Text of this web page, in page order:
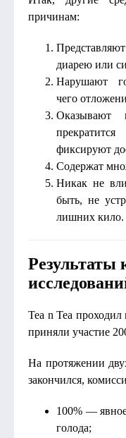
причинам:
диарею или
Нарушают
чего
Оказывают
фиксируют
Содержат
Никак не
быть, не
лишних кило.
Результаты
Tea n Tea
приняли участие
На протяжении
закончился,
100% —
голода;